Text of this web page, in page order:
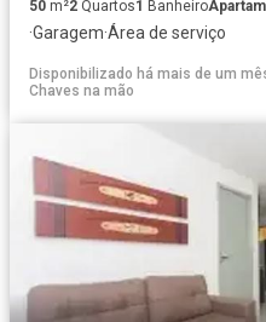
50 m²2 Quartos1 Banheiro
·Garagem·Área de serviço
Disponibilizado há mais de um
Chaves na mão